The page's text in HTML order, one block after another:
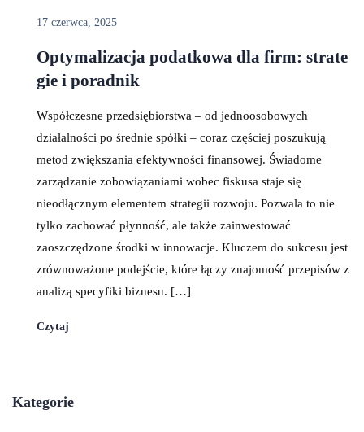
17 czerwca, 2025
Optymalizacja podatkowa dla firm: strate
gie i poradnik
Współczesne przedsiębiorstwa – od jednoosobowych
działalności po średnie spółki – coraz częściej poszukują
metod zwiększania efektywności finansowej. Świadome
zarządzanie zobowiązaniami wobec fiskusa staje się
nieodłącznym elementem strategii rozwoju. Pozwala to nie
tylko zachować płynność, ale także zainwestować
zaoszczędzone środki w innowacje. Kluczem do sukcesu jest
zrównoważone podejście, które łączy znajomość przepisów z
analizą specyfiki biznesu. […]
Czytaj
Kategorie